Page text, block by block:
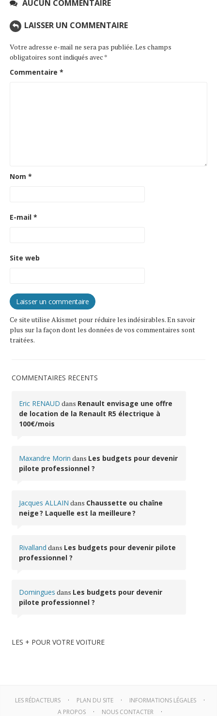
AUCUN COMMENTAIRE
LAISSER UN COMMENTAIRE
Votre adresse e-mail ne sera pas publiée.Les champs
obligatoires sont indiqués avec *
Commentaire *
Nom *
E-mail *
Site web
Ce site utilise Akismet pour réduire les indésirables.En savoir
plus sur la façon dont les données de vos commentaires sont
traitées.
COMMENTAIRES RÉCENTS
Eric RENAUD dans Renault envisage une offre
de location de la Renault R5 électrique à
100€/mois
Maxandre Morin dans Les budgets pour devenir
pilote professionnel ?
Jacques ALLAIN dans Chaussette ou chaîne
neige ? Laquelle est la meilleure ?
Rivalland dans Les budgets pour devenir pilote
professionnel ?
Domingues dans Les budgets pour devenir
pilote professionnel ?
LES + POUR VOTRE VOITURE
LES RÉDACTEURS PLAN DU SITE
INFORMATIONS LÉGALES
A PROPOS
NOUS CONTACTER